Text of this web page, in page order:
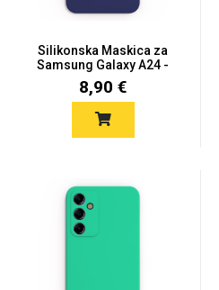
Silikonska Maskica za
Samsung Galaxy A24 -
Tam...
8,90 €
Zodiac
Doodles